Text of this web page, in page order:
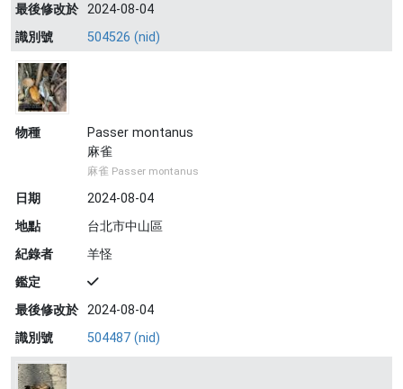
最後修改於 2024-08-04
識別號
504526 (nid)
物種
Passer montanus
麻雀
麻雀 Passer montanus
日期
2024-08-04
地點
台北市中山區
紀錄者
羊怪
鑑定
最後修改於 2024-08-04
識別號
504487 (nid)